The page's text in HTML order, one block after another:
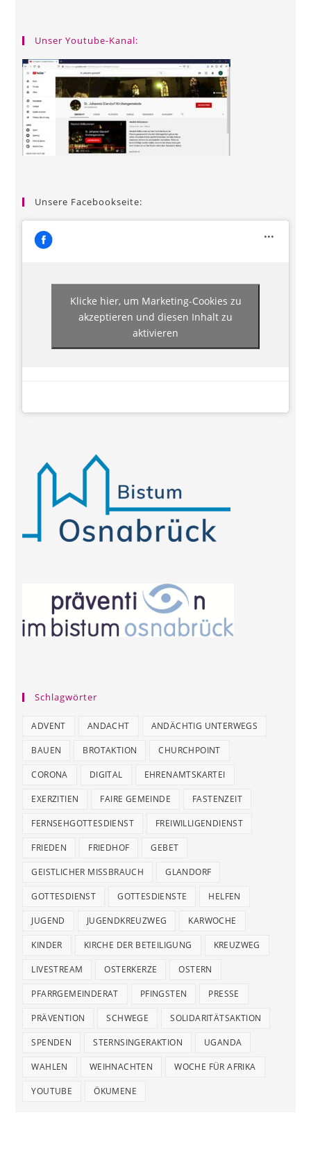
Unser Youtube-Kanal:
Unsere Facebookseite:
Klicke hier, um Marketing-Cookies zu
akzeptieren und diesen Inhalt zu
aktivieren
Schlagwörter
ADVENT ANDACHT ANDÄCHTIG UNTERWEGS
BAUEN BROTAKTION CHURCHPOINT
CORONA DIGITAL EHRENAMTSKARTEI
EXERZITIEN FAIRE GEMEINDE FASTENZEIT
FERNSEHGOTTESDIENST FREIWILLIGENDIENST
FRIEDEN FRIEDHOF GEBET
GEISTLICHER MISSBRAUCH GLANDORF
GOTTESDIENST GOTTESDIENSTE HELFEN
JUGEND JUGENDKREUZWEG KARWOCHE
KINDER KIRCHE DER BETEILIGUNG KREUZWEG
LIVESTREAM OSTERKERZE OSTERN
PFARRGEMEINDERAT PFINGSTEN PRESSE
PRÄVENTION SCHWEGE SOLIDARITÄTSAKTION
SPENDEN STERNSINGERAKTION UGANDA
WAHLEN WEIHNACHTEN WOCHE FÜR AFRIKA
YOUTUBE ÖKUMENE